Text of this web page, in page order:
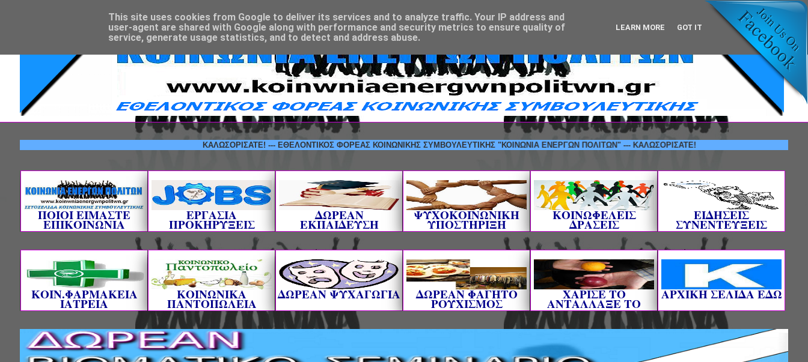
ΚΑΛΩΣΟΡΙΣΑΤΕ! --- ΕΘΕΛΟΝΤΙΚΟΣ ΦΟΡΕΑΣ ΚΟΙΝΩΝΙΚΗΣ ΣΥΜΒΟΥΛΕΥΤΙΚΗΣ "ΚΟΙΝΩΝΙΑ ΕΝΕΡΓΩΝ ΠΟΛΙΤΩΝ" --- ΚΑΛΩΣΟΡΙΣΑΤΕ!
ΠΟΙΟΙ ΕΙΜΑΣΤΕ
ΕΠΙΚΟΙΝΩΝΙΑ
ΕΡΓΑΣΙΑ
ΠΡΟΚΗΡΥΞΕΙΣ
ΔΩΡΕΑΝ
ΕΚΠΑΙΔΕΥΣΗ
ΨΥΧΟΚΟΙΝΩΝΙΚΗ
ΥΠΟΣΤΗΡΙΞΗ
ΚΟΙΝΩΦΕΛΕΙΣ
ΔΡΑΣΕΙΣ
ΕΙΔΗΣΕΙΣ
ΣΥΝΕΝΤΕΥΞΕΙΣ
ΚΟΙΝ.ΦΑΡΜΑΚΕΙΑ
ΙΑΤΡΕΙΑ
ΚΟΙΝΩΝΙΚΑ
ΠΑΝΤΟΠΩΛΕΙΑ
ΔΩΡΕΑΝ ΨΥΧΑΓΩΓΙΑ ΔΩΡΕΑΝ ΦΑΓΗΤΟ
ΡΟΥΧΙΣΜΟΣ
ΧΑΡΙΣΕ ΤΟ
ΑΝΤΑΛΛΑΞΕ ΤΟ
AΡΧΙΚΗ ΣΕΛΙΔΑ ΕΔΩ
This site uses cookies from Google to deliver its services and to analyze traffic. Your IP address and
user-agent are shared with Google along with performance and security metrics to ensure quality of
service, generate usage statistics, and to detect and address abuse.
LEARN MORE GOT IT